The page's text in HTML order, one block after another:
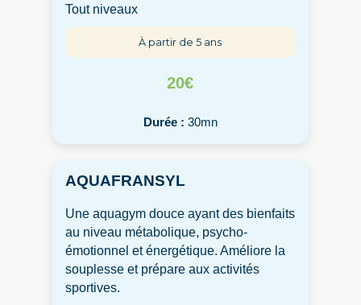
Tout niveaux
À partir de 5 ans
20€
Durée : 30mn
AQUAFRANSYL
Une aquagym douce ayant des bienfaits
au niveau métabolique, psycho-
émotionnel et énergétique. Améliore la
souplesse et prépare aux activités
sportives.